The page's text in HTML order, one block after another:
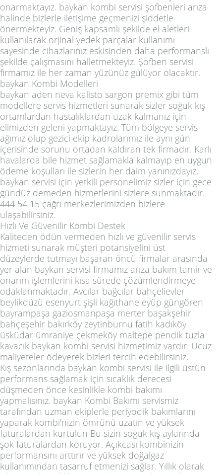
onarmaktayız. baykan kombi servisi şofbenleri arıza
halinde bizlerle iletişime geçmenizi şiddetle
önermekteyiz. Geniş kapsamlı şekilde el aletleri
kullanılarak orjinal yedek parçalar kullanımı
sayesinde cihazlarınız eskisinden daha performanslı
şekilde çalışmasını halletmekteyiz. Şofben servisi
firmamız ile her zaman yüzünüz gülüyor olacaktır.
baykan Kombi Modelleri
baykan aden neva kalisto sargon premix gibi tüm
modellere servis hizmetleri sunarak sizler soğuk kış
ortamlardan hastalıklardan uzak kalmanız için
elimizden geleni yapmaktayız. Tüm bölgeye servis
ağımız olup gezici ekip kadrolarımız ile aynı gün
içerisinde sorunu ortadan kaldıran tek firmadır. Karlı
havalarda bile hizmet sağlamakla kalmayıp en uygun
ödeme koşulları ile sizlerin her daim yanınızdayız.
baykan servisi için yetkili personelimiz sizler için gece
gündüz demeden hizmetlerini sizlere sunmaktadır.
444 54 15 çağrı merkezlerimizden bizlere
ulaşabilirsiniz.
Hızlı Ve Güvenilir Kombi Destek
Kaliteden ödün vermeden hızlı ve güvenilir servis
hizmeti sunarak müşteri potansiyelini üst
düzeylerde tutmayı başaran öncü firmalar arasında
yer alan baykan servisi firmamız arıza bakım tamir ve
onarım işlemlerini kısa sürede çözümlendirmeye
odaklanmaktadır. Avcılar bağcılar bahçelievler
beylikdüzü esenyurt şişli kağıthane eyüp güngören
bayrampaşa gaziosmanpaşa merter başakşehir
bahçeşehir bakırköy zeytinburnu fatih kadıköy
üsküdar ümraniye çekmeköy maltepe pendik tuzla
kavacık baykan kombi servisi hizmetimiz vardır. Ucuz
maliyeteler ödeyerek bizleri tercih edebilirsiniz.
Kış sezonlarında baykan kombi servisi ile ilgili üstün
performans sağlamak için sıcaklık derecesi
düşmeden önce kesinlikle kombi bakımı
yapmalısınız. baykan Kombi Bakımı servismiz
tarafından uzman ekiplerle periyodik bakımlarını
yaparak kombi'nizin ömrünü uzatın ve yüksek
faturalardan kurtulun Bu sizin soğuk kış aylarında
şok faturalardan koruyor. Açıkcası kombinizin
performansını arttırır ve yüksek doğalgaz
kullanımından tasarruf etmenizi sağlar. Yıllık olarak